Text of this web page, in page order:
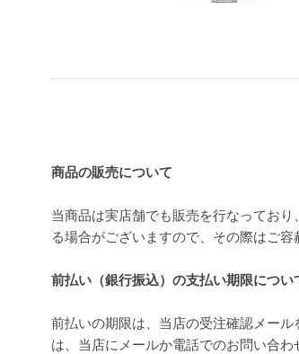
商品の販売について
当商品は実店舗でも販売を行なってお
る場合がございますので、その際はご容
前払い（銀行振込）の支払い期限につい
前払いの期限は、当店の受注確認メー
は、当店にメールか電話でのお問い合わ